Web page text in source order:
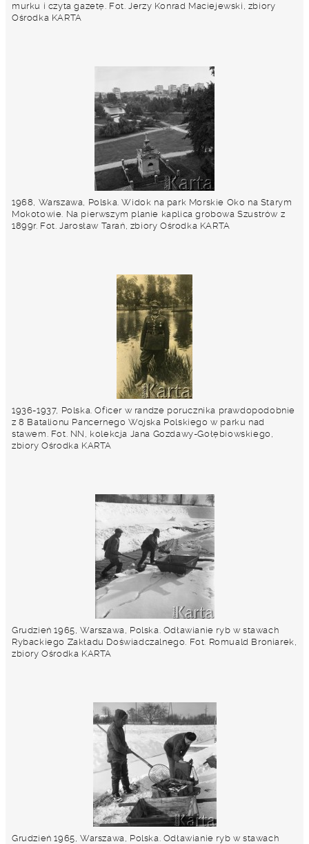
murku i czyta gazetę. Fot. Jerzy Konrad Maciejewski, zbiory
Ośrodka KARTA
1968, Warszawa, Polska. Widok na park Morskie Oko na Starym
Mokotowie. Na pierwszym planie kaplica grobowa Szustrów z
1899r. Fot. Jarosław Tarań, zbiory Ośrodka KARTA
1936-1937, Polska. Oficer w randze porucznika prawdopodobnie
z 8 Batalionu Pancernego Wojska Polskiego w parku nad
stawem. Fot. NN, kolekcja Jana Gozdawy-Gołębiowskiego,
zbiory Ośrodka KARTA
Grudzień 1965, Warszawa, Polska. Odławianie ryb w stawach
Rybackiego Zakładu Doświadczalnego. Fot. Romuald Broniarek,
zbiory Ośrodka KARTA
Grudzień 1965, Warszawa, Polska. Odławianie ryb w stawach